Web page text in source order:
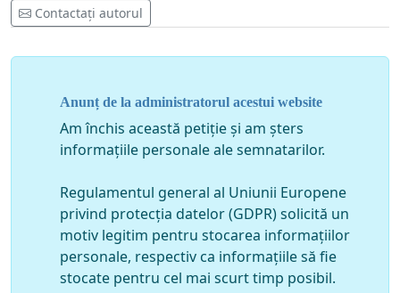
Contactați autorul
Anunț de la administratorul acestui website
Am închis această petiție și am șters
informațiile personale ale semnatarilor.
Regulamentul general al Uniunii Europene
privind protecția datelor (GDPR) solicită un
motiv legitim pentru stocarea informațiilor
personale, respectiv ca informațiile să fie
stocate pentru cel mai scurt timp posibil.